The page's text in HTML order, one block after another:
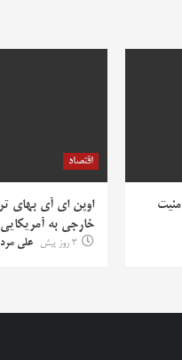
اقتصاد
اوپن ای آی بهای
خارجی به آمریکایی
3 روز پیش علی